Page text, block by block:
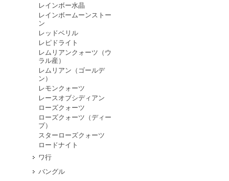
レインボー水晶
レインボームーンストー
ン
レッドベリル
レピドライト
レムリアンクォーツ（ウ
ラル産）
レムリアン（ゴールデ
ン）
レモンクォーツ
レースオブシディアン
ローズクォーツ
ローズクォーツ（ディー
プ）
スターローズクォーツ
ロードナイト
ワ行
バングル